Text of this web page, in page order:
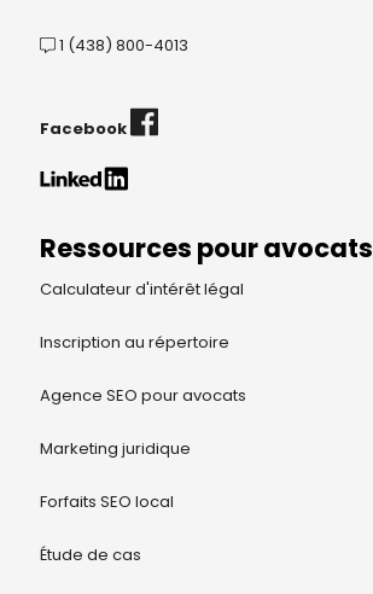
1 (438) 800-4013
Facebook
Ressources pour avocats
Calculateur d'intérêt légal
Inscription au répertoire
Agence SEO pour avocats
Marketing juridique
Forfaits SEO local
Étude de cas